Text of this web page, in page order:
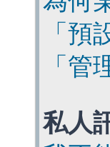
「
「
私人